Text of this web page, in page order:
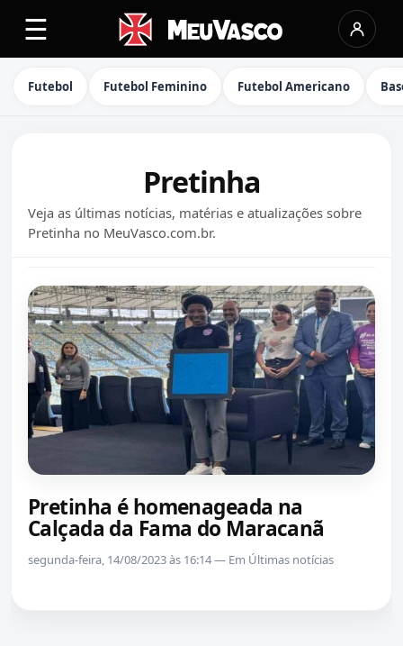
☰
Futebol Futebol Feminino Futebol Americano
Pretinha
Veja as últimas notícias, matérias e atualizações sobre
Pretinha no MeuVasco.com.br.
Pretinha é homenageada na
Calçada da Fama do Maracanã
segunda-feira, 14/08/2023 às 16:14 — Em Últimas notícias